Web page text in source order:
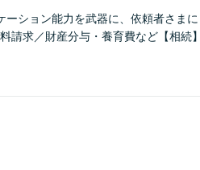
ーション能力を武器に、依頼者さま
請求／財産分与・養育費など【相続